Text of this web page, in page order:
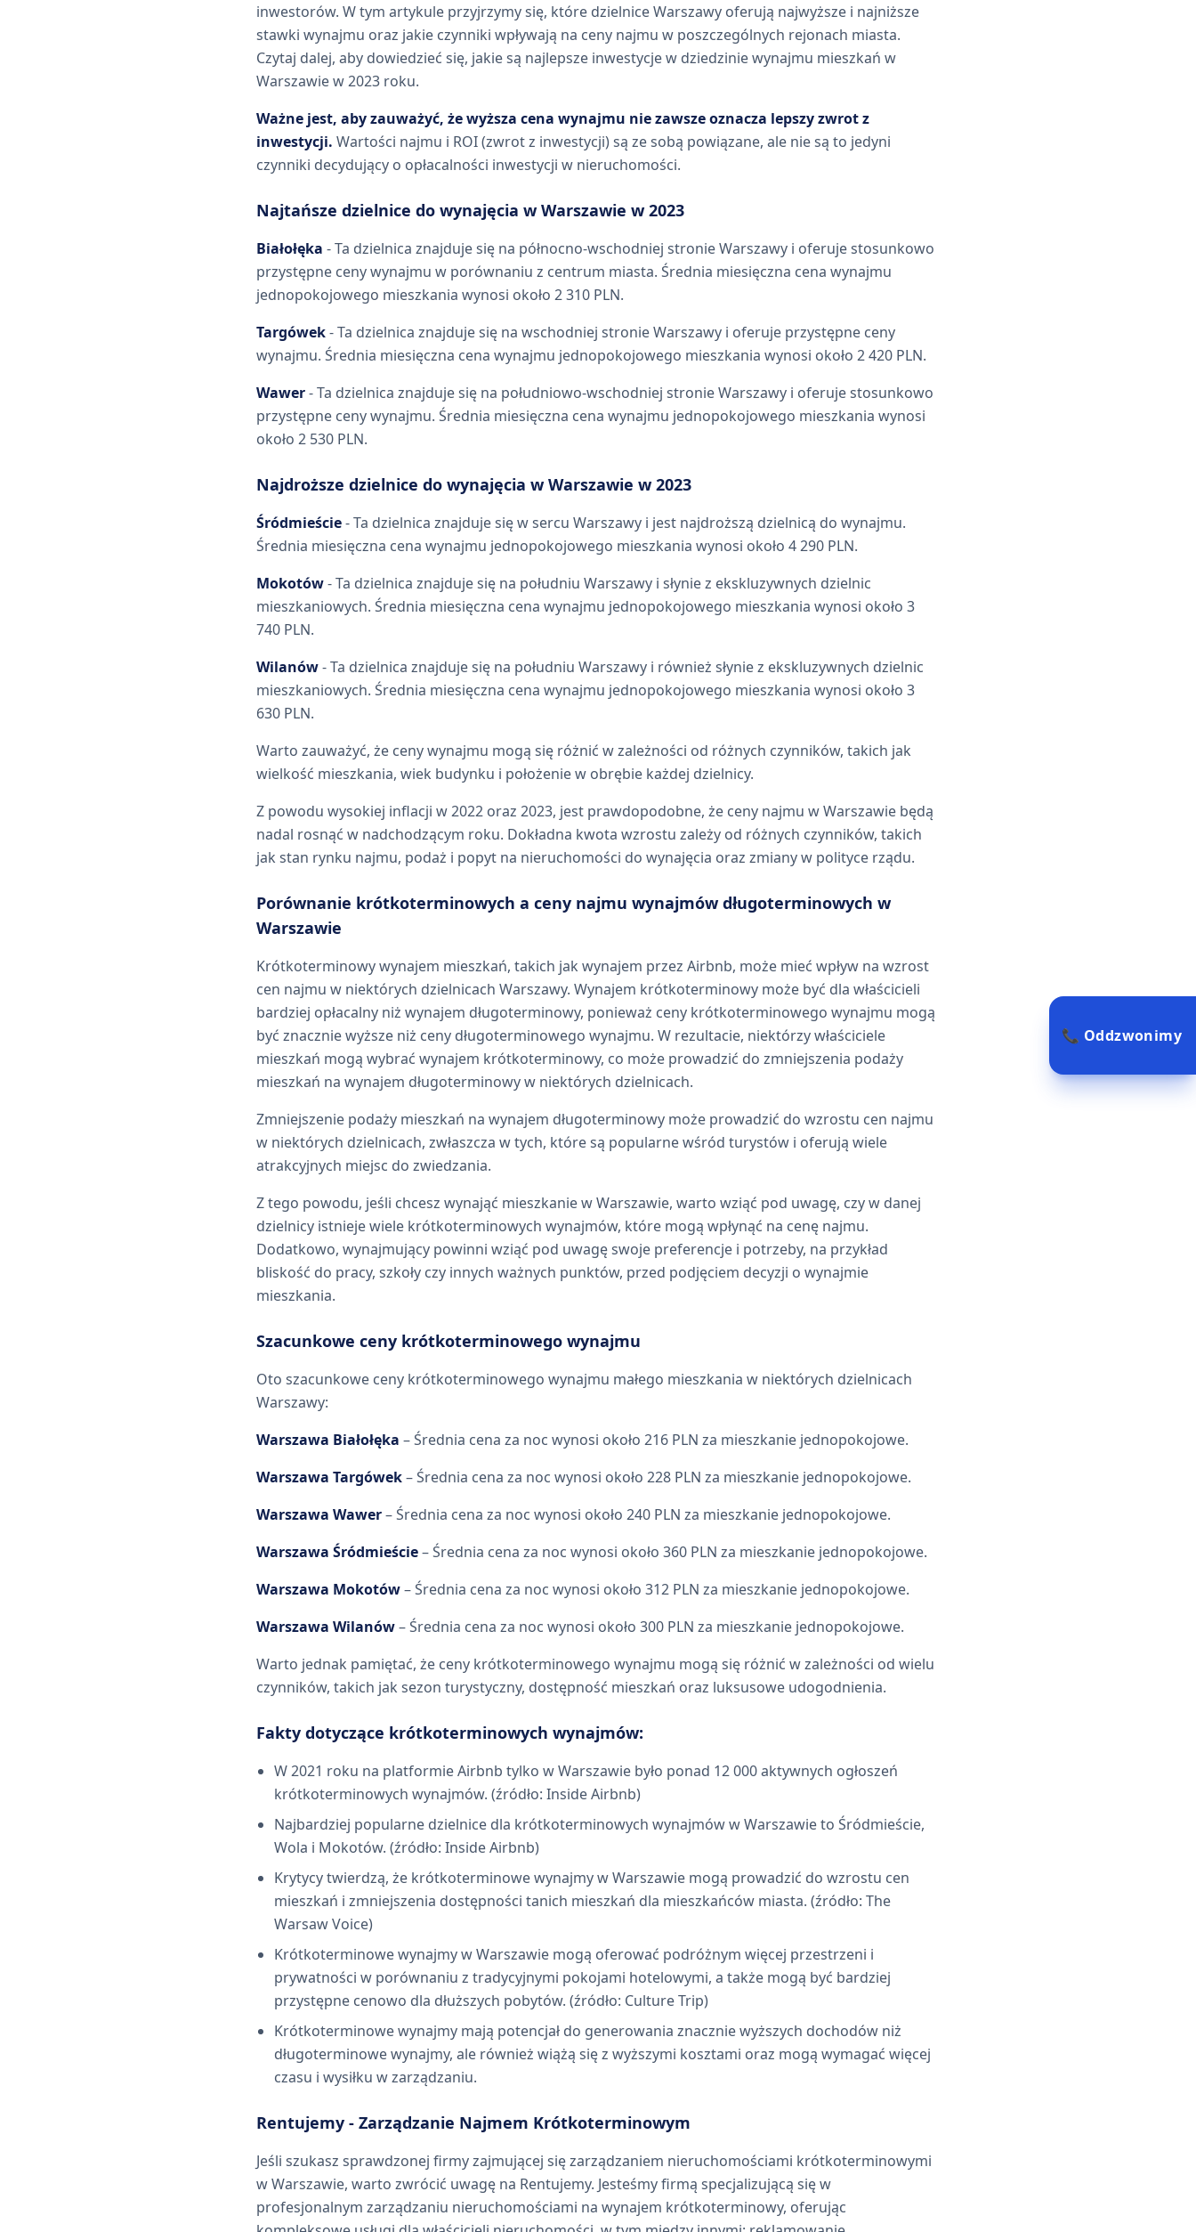
inwestorów. W tym artykule przyjrzymy się, które dzielnice Warszawy oferują najwyższe i najniższe
stawki wynajmu oraz jakie czynniki wpływają na ceny najmu w poszczególnych rejonach miasta.
Czytaj dalej, aby dowiedzieć się, jakie są najlepsze inwestycje w dziedzinie wynajmu mieszkań w
Warszawie w 2023 roku.
Ważne jest, aby zauważyć, że wyższa cena wynajmu nie zawsze oznacza lepszy zwrot z
inwestycji. Wartości najmu i ROI (zwrot z inwestycji) są ze sobą powiązane, ale nie są to jedyni
czynniki decydujący o opłacalności inwestycji w nieruchomości.
Najtańsze dzielnice do wynajęcia w Warszawie w 2023
Białołęka - Ta dzielnica znajduje się na północno-wschodniej stronie Warszawy i oferuje stosunkowo
przystępne ceny wynajmu w porównaniu z centrum miasta. Średnia miesięczna cena wynajmu
jednopokojowego mieszkania wynosi około 2 310 PLN.
Targówek- Ta dzielnica znajduje się na wschodniej stronie Warszawy i oferuje przystępne ceny
wynajmu. Średnia miesięczna cena wynajmu jednopokojowego mieszkania wynosi około 2 420 PLN.
Wawer- Ta dzielnica znajduje się na południowo-wschodniej stronie Warszawy i oferuje stosunkowo
przystępne ceny wynajmu. Średnia miesięczna cena wynajmu jednopokojowego mieszkania wynosi
około 2 530 PLN.
Najdroższe dzielnice do wynajęcia w Warszawie w 2023
Śródmieście- Ta dzielnica znajduje się w sercu Warszawy i jest najdroższą dzielnicą do wynajmu.
Średnia miesięczna cena wynajmu jednopokojowego mieszkania wynosi około 4 290 PLN.
Mokotów- Ta dzielnica znajduje się na południu Warszawy i słynie z ekskluzywnych dzielnic
mieszkaniowych. Średnia miesięczna cena wynajmu jednopokojowego mieszkania wynosi około 3
740 PLN.
Wilanów- Ta dzielnica znajduje się na południu Warszawy i również słynie z ekskluzywnych dzielnic
mieszkaniowych. Średnia miesięczna cena wynajmu jednopokojowego mieszkania wynosi około 3
630 PLN.
Warto zauważyć, że ceny wynajmu mogą się różnić w zależności od różnych czynników, takich jak
wielkość mieszkania, wiek budynku i położenie w obrębie każdej dzielnicy.
Z powodu wysokiej inflacji w 2022 oraz 2023, jest prawdopodobne, że ceny najmu w Warszawie będą
nadal rosnąć w nadchodzącym roku. Dokładna kwota wzrostu zależy od różnych czynników, takich
jak stan rynku najmu, podaż i popyt na nieruchomości do wynajęcia oraz zmiany w polityce rządu.
Porównanie krótkoterminowych a ceny najmu wynajmów długoterminowych w
Warszawie
Krótkoterminowy wynajem mieszkań, takich jak wynajem przez Airbnb, może mieć wpływ na wzrost
cen najmu w niektórych dzielnicach Warszawy. Wynajem krótkoterminowy może być dla właścicieli
bardziej opłacalny niż wynajem długoterminowy, ponieważ ceny krótkoterminowego wynajmu mogą
być znacznie wyższe niż ceny długoterminowego wynajmu. W rezultacie, niektórzy właściciele
mieszkań mogą wybrać wynajem krótkoterminowy, co może prowadzić do zmniejszenia podaży
mieszkań na wynajem długoterminowy w niektórych dzielnicach.
Zmniejszenie podaży mieszkań na wynajem długoterminowy może prowadzić do wzrostu cen najmu
w niektórych dzielnicach, zwłaszcza w tych, które są popularne wśród turystów i oferują wiele
atrakcyjnych miejsc do zwiedzania.
Z tego powodu, jeśli chcesz wynająć mieszkanie w Warszawie, warto wziąć pod uwagę, czy w danej
dzielnicy istnieje wiele krótkoterminowych wynajmów, które mogą wpłynąć na cenę najmu.
Dodatkowo, wynajmujący powinni wziąć pod uwagę swoje preferencje i potrzeby, na przykład
bliskość do pracy, szkoły czy innych ważnych punktów, przed podjęciem decyzji o wynajmie
mieszkania.
Szacunkowe ceny krótkoterminowego wynajmu
Oto szacunkowe ceny krótkoterminowego wynajmu małego mieszkania w niektórych dzielnicach
Warszawy:
Warszawa Białołęka – Średnia cena za noc wynosi około 216 PLN za mieszkanie jednopokojowe.
Warszawa Targówek– Średnia cena za noc wynosi około 228 PLN za mieszkanie jednopokojowe.
Warszawa Wawer– Średnia cena za noc wynosi około 240 PLN za mieszkanie jednopokojowe.
Warszawa Śródmieście– Średnia cena za noc wynosi około 360 PLN za mieszkanie jednopokojowe.
Warszawa Mokotów– Średnia cena za noc wynosi około 312 PLN za mieszkanie jednopokojowe.
Warszawa Wilanów– Średnia cena za noc wynosi około 300 PLN za mieszkanie jednopokojowe.
Warto jednak pamiętać, że ceny krótkoterminowego wynajmu mogą się różnić w zależności od wielu
czynników, takich jak sezon turystyczny, dostępność mieszkań oraz luksusowe udogodnienia.
Fakty dotyczące krótkoterminowych wynajmów:
W 2021 roku na platformie Airbnb tylko w Warszawie było ponad 12 000 aktywnych ogłoszeń
krótkoterminowych wynajmów. (źródło: Inside Airbnb)
Najbardziej popularne dzielnice dla krótkoterminowych wynajmów w Warszawie to Śródmieście,
Wola i Mokotów. (źródło: Inside Airbnb)
Krytycy twierdzą, że krótkoterminowe wynajmy w Warszawie mogą prowadzić do wzrostu cen
mieszkań i zmniejszenia dostępności tanich mieszkań dla mieszkańców miasta. (źródło: The
Warsaw Voice)
Krótkoterminowe wynajmy w Warszawie mogą oferować podróżnym więcej przestrzeni i
prywatności w porównaniu z tradycyjnymi pokojami hotelowymi, a także mogą być bardziej
przystępne cenowo dla dłuższych pobytów. (źródło: Culture Trip)
Krótkoterminowe wynajmy mają potencjał do generowania znacznie wyższych dochodów niż
długoterminowe wynajmy, ale również wiążą się z wyższymi kosztami oraz mogą wymagać więcej
czasu i wysiłku w zarządzaniu.
Rentujemy - Zarządzanie Najmem Krótkoterminowym
Jeśli szukasz sprawdzonej firmy zajmującej się zarządzaniem nieruchomościami krótkoterminowymi
w Warszawie, warto zwrócić uwagę na Rentujemy. Jesteśmy firmą specjalizującą się w
profesjonalnym zarządzaniu nieruchomościami na wynajem krótkoterminowy, oferując
📞 Oddzwonimy